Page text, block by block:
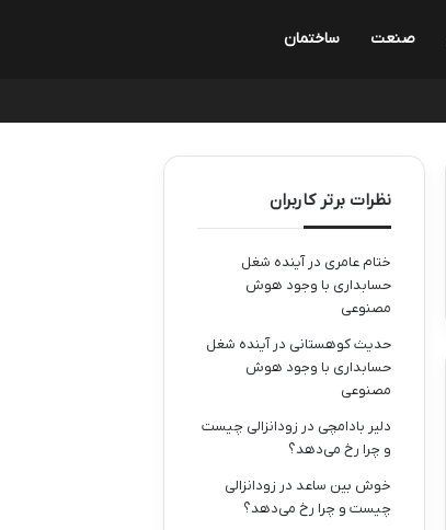
صنعت ساختمان
نظرات برتر کاربران
ختام عامری درآینده شغل
حسابداری با وجود هوش
مصنوعی
حدیث کوهستانی درآینده شغل
حسابداری با وجود هوش
مصنوعی
دلیر بادامچی در زودانزالی چیست
و چرا رخ می‌دهد؟
خوش بین ساعددر زودانزالی
چیست و چرا رخ می‌دهد؟